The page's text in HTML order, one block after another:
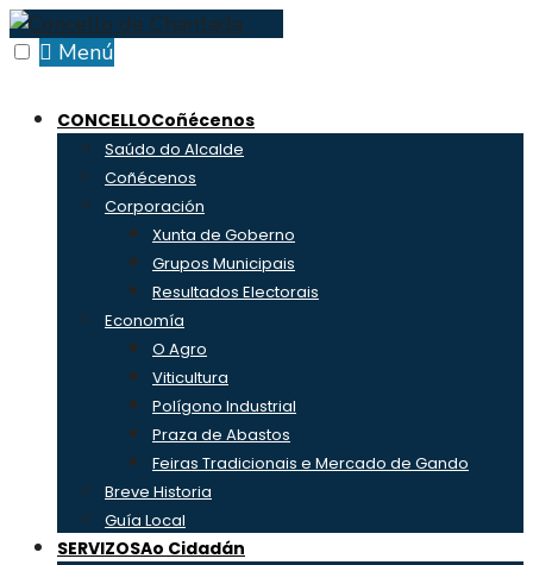
Skip
to
Menú
CONCELLOCoñécenos
Saúdo do Alcalde
Coñécenos
Corporación
Xunta de Goberno
Grupos Municipais
Resultados Electorais
Economía
O Agro
Viticultura
Polígono Industrial
Praza de Abastos
Feiras Tradicionais e Mercado de Gando
Breve Historia
Guía Local
SERVIZOSAo Cidadán